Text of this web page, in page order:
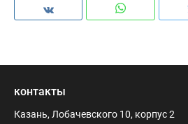
контакты
Казань, Лобачевского 10, корпус 2